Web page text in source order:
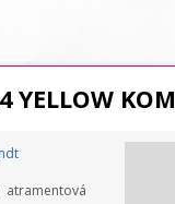
YELLOW
atramentová